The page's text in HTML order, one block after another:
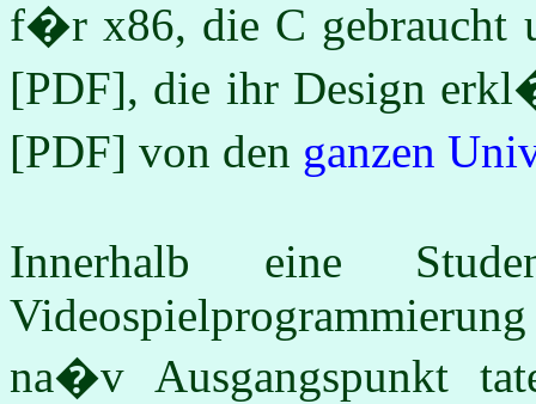
f�r x86, die C gebraucht
[PDF], die ihr Design
[PDF] von den ganzen
Innerhalb eine
na�v Ausgangspunkt